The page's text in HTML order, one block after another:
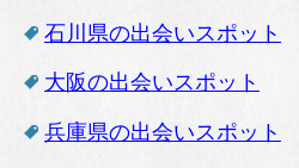
石川県の出会いスポット
大阪の出会いスポット
兵庫県の出会いスポット